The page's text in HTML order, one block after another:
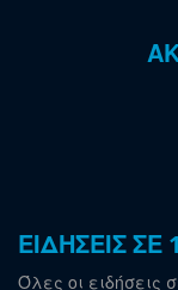
ΕΙΔΗΣΕΙΣ ΣΕ
Όλες οι ειδήσεις